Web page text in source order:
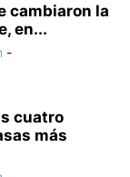
cambiaron la
en...
-
cuatro
más